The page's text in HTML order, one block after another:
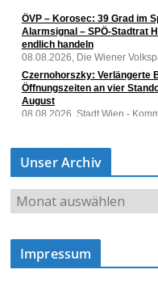
Unser Archiv
U
n
s
Impressum